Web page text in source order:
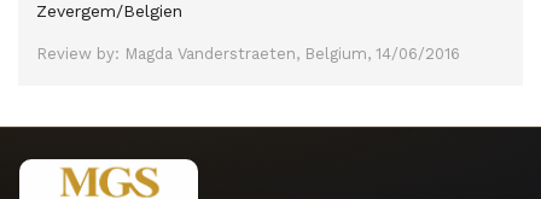
Zevergem/Belgien
Review by: Magda Vanderstraeten, Belgium, 14/06/2016